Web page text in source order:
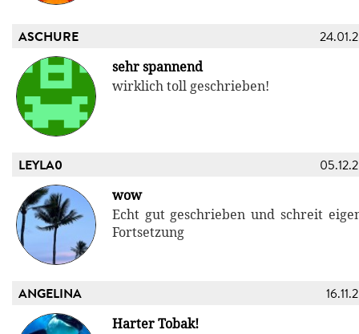
ASCHURE
sehr spannend
wirklich toll geschrieben!
LEYLA0
wow
Echt gut geschrieben und schreit
Fortsetzung
ANGELINA
Harter Tobak!